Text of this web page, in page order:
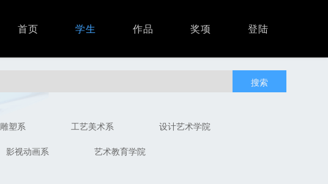
首页 学生 作品 奖项 登陆
搜索
雕塑系 工艺美术系 设计艺术学院
影视动画系 艺术教育学院